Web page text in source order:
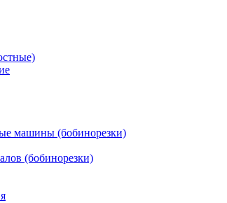
машины (бобинорезки)
(бобинорезки)